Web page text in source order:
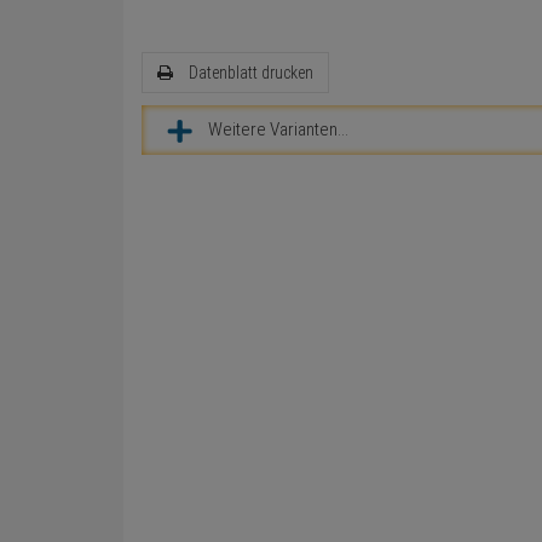
Datenblatt drucken
Weitere Varianten...